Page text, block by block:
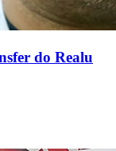
do Realu